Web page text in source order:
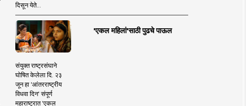
दिसून येते...
'एकल महिलां'साठी पुढचे पाऊल
संयुक्त राष्ट्रसंघाने
घोषित केलेला दि. २३
जून हा 'आंतरराष्ट्रीय
विधवा दिन' संपूर्ण
महाराष्ट्रात 'एकल